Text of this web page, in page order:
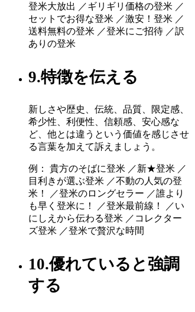
登米大放出 ／ギリギリ価格の登米 ／
セットでお得な登米 ／激安！登米 ／
送料無料の登米 ／登米にご招待 ／訳
ありの登米
9.特徴を伝える
新しさや歴史、伝統、品質、限定感、
希少性、利便性、信頼感、安心感な
ど、他とは違うという価値を感じさせ
る言葉を加えて訴えましょう。
例： 貴方のそばに登米 ／新★登米 ／
目利きが選ぶ登米 ／不動の人気の登
米！ ／登米のロングセラー ／誰より
も早く登米に！ ／登米最前線！ ／い
にしえから伝わる登米 ／コレクター
ズ登米 ／登米で贅沢な時間
10.優れていると強調
する